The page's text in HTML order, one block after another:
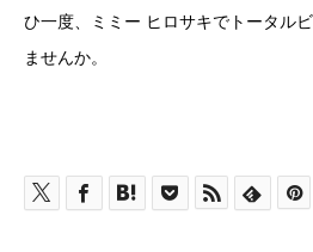
ひ一度、ミミー ヒロサキでトータル
ませんか。